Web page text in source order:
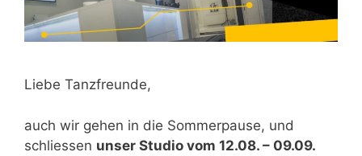
Liebe Tanzfreunde,
auch wir gehen in die Sommerpause, und
schliessen unser Studio vom 12.08. – 09.09.